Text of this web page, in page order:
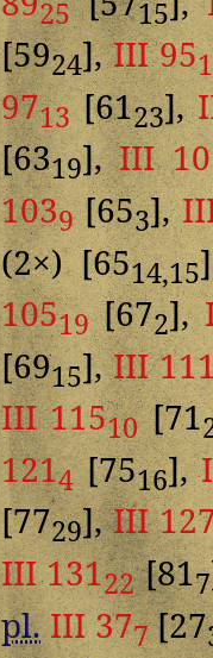
25 15
[5924],III 951
9713[6123],
[6319],III
1039[653],
(2×) [6514,15
10519[672],
[6915],III
III 11510[71
1214[7516],
[7729],III
III 13122[817
pl. III 377[27